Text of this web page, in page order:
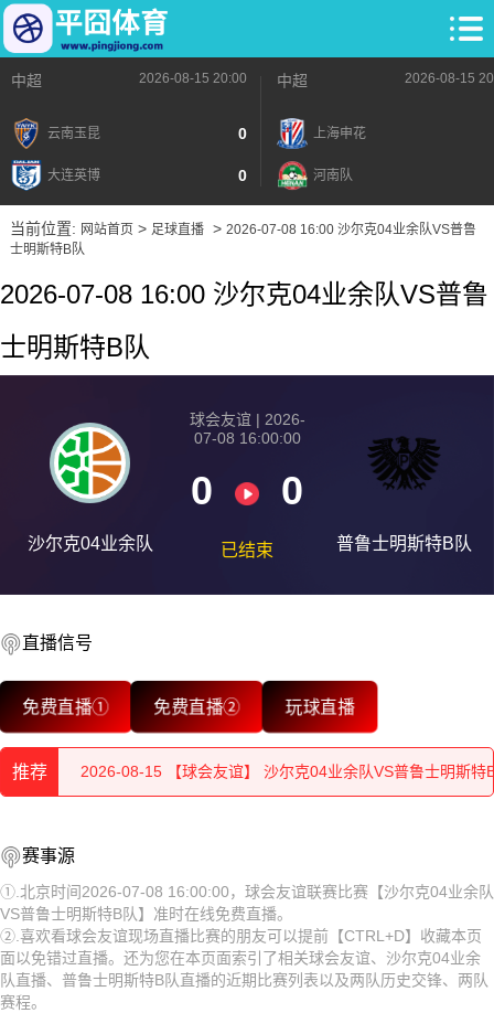
中超 2026-08-15 20:00
云南玉昆 0
大连英博 0
中超 2026-08-15
上海申花
河南队
当前位置: 网站首页> 足球直播> 2026-07-08 16:00 沙尔克04业余队VS普鲁
士明斯特B队
2026-07-08 16:00 沙尔克04业余队VS普鲁
士明斯特B队
沙尔克04业余队
球会友谊 | 2026-
07-08 16:00:00
0 0
已结束 普鲁士明斯特B队
直播信号
免费直播① 免费直播② 玩球直播
推荐
2026-08-15 【球会友谊】 沙尔克04业余队VS普鲁士明斯特
2026-08-15 【球会友谊】 沙尔克04业余队VS普鲁士明斯特
2026-08-15 【球会友谊】 沙尔克04业余队VS普鲁士明斯特
2026-08-15 【球会友谊】 沙尔克04业余队VS普鲁士明斯特
2026-08-15 【球会友谊】 沙尔克04业余队VS普鲁士明斯特
2026-08-15 【球会友谊】 沙尔克04业余队VS普鲁士明斯特
B队
2026-08-15 【球会友谊】 沙尔克04业余队VS普鲁士明斯特
B队
2026-08-15 【球会友谊】 沙尔克04业余队VS普鲁士明斯特
赛事源
①.北京时间2026-07-08 16:00:00，球会友谊联赛比赛【沙尔克04业余队
VS普鲁士明斯特B队】准时在线免费直播。
②.喜欢看球会友谊现场直播比赛的朋友可以提前【CTRL+D】收藏本页
面以免错过直播。还为您在本页面索引了相关球会友谊、沙尔克04业余
队直播、普鲁士明斯特B队直播的近期比赛列表以及两队历史交锋、两队
赛程。